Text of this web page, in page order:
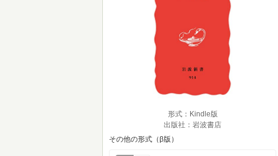
形式：Kindle版
出版社：岩波書店
その他の形式（β版）